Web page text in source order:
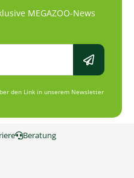
MEGAZOO-News
den Link in unserem Newsletter
Beratung